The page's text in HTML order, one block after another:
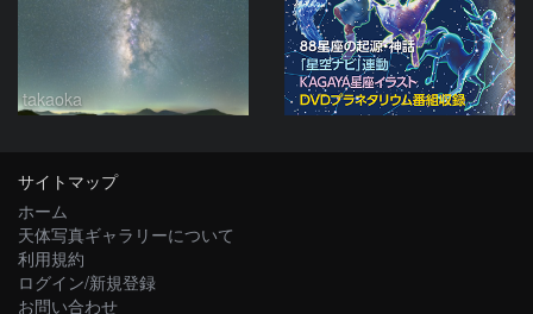
takaoka
サイトマップ
ホーム
天体写真ギャラリーについて
利用規約
ログイン/新規登録
お問い合わせ